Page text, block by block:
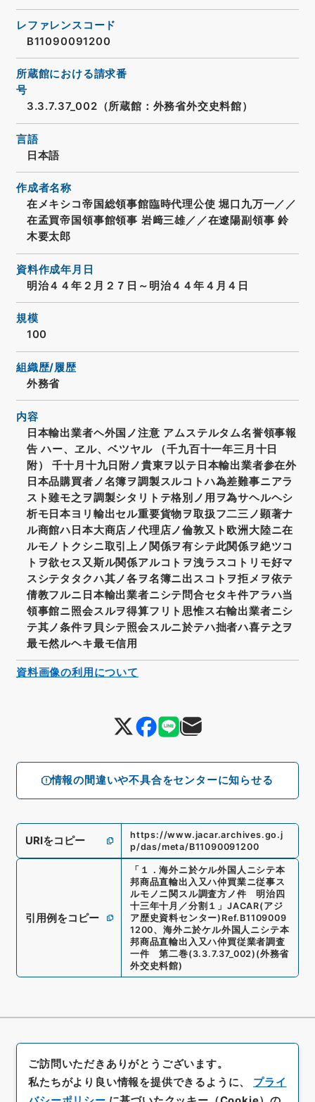
情報の間違いや不具合をセンターに知らせる
レファレンスコード
B11090091200
所蔵館における請求番
号
3.3.7.37_002（所蔵館：外務省外交史料館）
言語
日本語
作成者名称
在メキシコ帝国総領事館臨時代理公使 堀口九万一／／
在孟買帝国領事館領事 岩﨑三雄／／在遼陽副領事 鈴
木要太郎
資料作成年月日
明治４４年２月２７日～明治４４年４月４日
規模
100
組織歴/履歴
外務省
内容
日本輸出業者ヘ外国ノ注意 アムステルタム名誉領事報
告 ハー、ヱル、ベツヤル （千九百十一年三月十日
附） 千十月十九日附ノ貴東ヲ以テ日本輸出業者参在外
日本品購買者ノ名簿ヲ調製スルコトハ為差難事ニアラ
スト雖モ之ヲ調製シタリトテ格別ノ用ヲ為サヘルヘシ
析モ日本ヨリ輸出セル重要貨物ヲ取扱フ二三ノ顕著ナ
ル商館ハ日本大商店ノ代理店ノ倫敦又ト欧洲大陸ニ在
ルモノトクシニ取引上ノ関係ヲ有シテ此関係ヲ絶ツコ
トヲ欲セス又斯ル関係アルコトヲ洩ラスコトリモ好マ
スシテタタクハ其ノ各ヲ名簿ニ出スコトヲ拒メヲ依テ
倩教フルニ日本輸出業者ニシテ問合セタキ件アラハ当
領事館ニ照会スルヲ得算フリト思惟ス右輸出業者ニシ
テ其ノ条件ヲ貝シテ照会スルニ於テハ拙者ハ喜テ之ヲ
最モ然ルヘキ最モ信用
URIをコピー
https://www.jacar.archives.go.j
p/das/meta/B11090091200
引用例をコピー
「 １．海外ニ於ケル外国人ニシテ本
邦商品直輸出入又ハ仲買業ニ従事ス
ルモノニ関スル調査方ノ件 明治四
十三年十月／分割１ 」 JACAR(アジ
ア歴史資料センター) Ref. B1109009
1200、 海外ニ於ケル外国人ニシテ本
邦商品直輸出入又ハ仲買従業者調査
一件 第二巻(3.3.7.37_002) (外務省
外交史料館)
資料画像の利用について
ご訪問いただきありがとうございます。
私たちがより良い情報を提供できるように、 プライ